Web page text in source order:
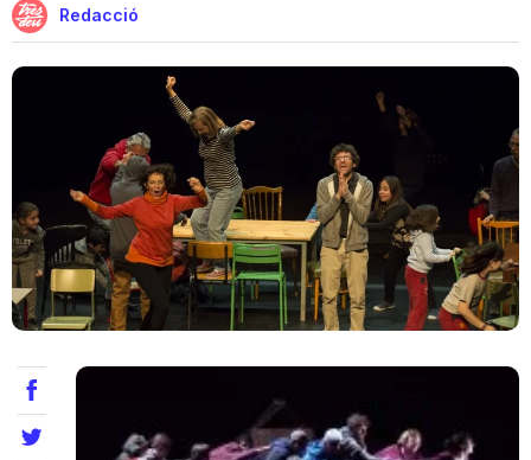
Cinema i Televisió
Festivals
Teatre
Internet
Llibres
Redacció